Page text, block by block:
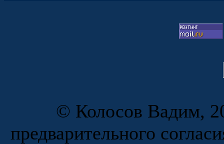
© Колосов Вадим,
предварительного